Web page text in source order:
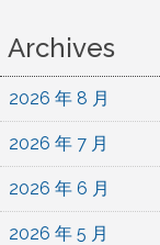
Archives
2026 年 8 月
2026 年 7 月
2026 年 6 月
2026 年 5 月